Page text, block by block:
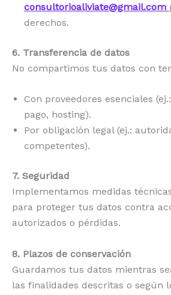
consultorioaliviate@gmail.com
derechos.
6. Transferencia de datos
No compartimos tus datos con
Con proveedores esenciales
pago, hosting).
Por obligación legal (ej.:
competentes).
7. Seguridad
Implementamos medidas
para proteger tus datos contra
autorizados o pérdidas.
8. Plazos de conservación
Guardamos tus datos mientras
las finalidades descritas o según